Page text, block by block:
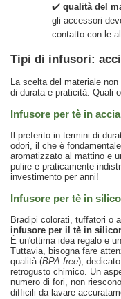
✔️ qualità del
gli accessori
contatto con le
Tipi di infusori:
La scelta del materiale
di durata e praticità. Quali
Infusore per tè in
Il preferito in termini di
odori, il che è
aromatizzato al mattino e
pulire e praticamente
investimento per anni!
Infusore per tè in
Bradipi colorati, tuffatori o
infusore per il tè in
È un'ottima idea regalo e
Tuttavia, bisogna fare
qualità (BPA free),
retrogusto chimico. Un
numero di fori, non
difficili da lavare